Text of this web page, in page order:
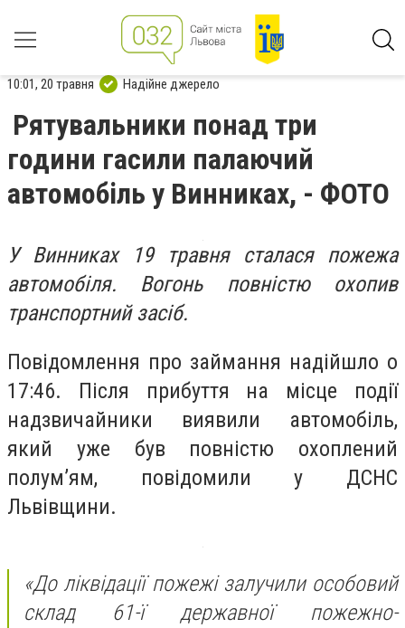
10:01, 20 травня Надійне джерело
Рятувальники понад три
години гасили палаючий
автомобіль у Винниках, - ФОТО
У Винниках 19 травня сталася пожежа
автомобіля. Вогонь повністю охопив
транспортний засіб.
Повідомлення про займання надійшло о
17:46. Після прибуття на місце події
надзвичайники виявили автомобіль,
який уже був повністю охоплений
полум’ям, повідомили у ДСНС
Львівщини.
«До ліквідації пожежі залучили особовий
склад 61-ї державної пожежно-